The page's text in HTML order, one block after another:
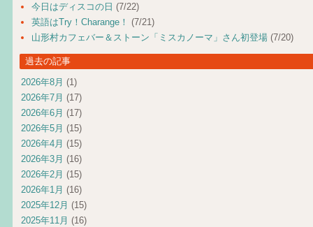
今日はディスコの日 (7/22)
英語はTry！Charange！ (7/21)
山形村カフェバー＆ストーン「ミスカノーマ」さん初登場 (7/20)
過去の記事
2026年8月 (1)
2026年7月 (17)
2026年6月 (17)
2026年5月 (15)
2026年4月 (15)
2026年3月 (16)
2026年2月 (15)
2026年1月 (16)
2025年12月 (15)
2025年11月 (16)